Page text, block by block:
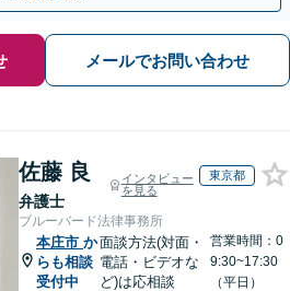
メールでお問い合わせ
佐藤 良
弁護士
インタビュー
を見る
東京都
ブルーバード法律事務所
本庄市 か
らも相談
受付中
面談方法(対面・
電話・ビデオな
ど)は応相談
営業時間：0
9:30~17:30
（平日）